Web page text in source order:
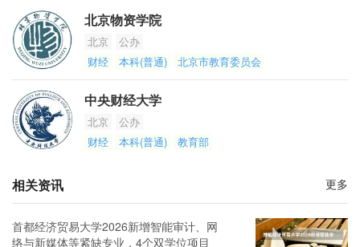
北京物资学院
北京
公办
财经
本科(普通) 北京市教育委员会
中央财经大学
北京
公办
财经
本科(普通) 教育部
相关资讯 更多
首都经济贸易大学2026新增智能审计、网
络与新媒体等紧缺专业，4个双学位项目